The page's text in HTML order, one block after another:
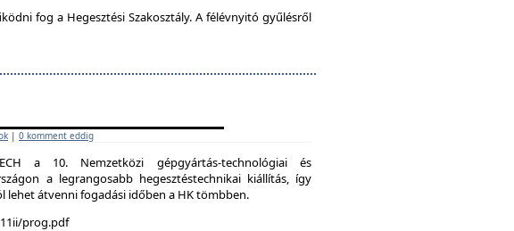
fog a Hegesztési Szakosztály. A félévnyitó gyűlésről
| 0 komment eddig
a 10. Nemzetközi gépgyártás-technológiai és
a legrangosabb hegesztéstechnikai kiállítás, így
lehet átvenni fogadási időben a HK tömbben.
prog.pdf